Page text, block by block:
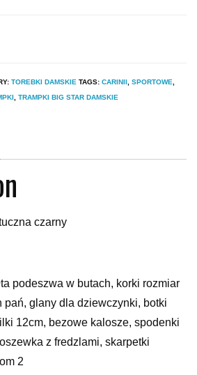
TOREBKI DAMSKIE TAGS: CARINII, SPORTOWE,
, TRAMPKI BIG STAR DAMSKIE
czarny
podeszwa w butach, korki rozmiar
pań, glany dla dziewczynki, botki
12cm, bezowe kalosze, spodenki
z fredzlami, skarpetki
2